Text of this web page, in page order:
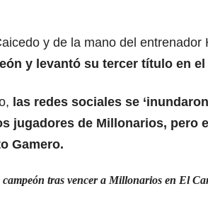
y de la mano del entrenador
y levantó su tercer título en el
las redes sociales se
jugadores de Millonarios, pero
Gamero.
tras vencer a Millonarios en El